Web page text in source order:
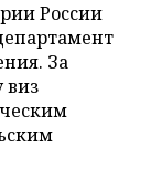
России
За
виз